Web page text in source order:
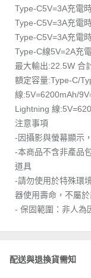
Type-C5V=3A充電
Type-C5V=3A充電
Type-C5V=3A充電
Type-C線5V=2A充
最大輸出:22.5W 合
額定容量:Type-C/
線:5V=6200mAh/
Lightning 線
注意事項
-因攝影與螢幕顯示
-本商品不含非產品
道具
-請勿使用於特殊環
器使用壽命，不屬
- 保固範圍：非人為
配送與退換貨需知